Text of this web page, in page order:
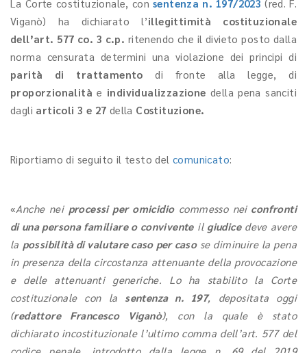
La Corte costituzionale, con sentenza n. 197/2023 (red. F.
Viganò) ha dichiarato
l’illegittimità costituzionale
dell’art. 577 co. 3 c.p. ritenendo che il divieto posto dalla
norma censurata determini una violazione dei principi di
parità di trattamento di fronte alla legge, di
proporzionalità e individualizzazione della pena sanciti
dagli articoli 3 e 27 della Costituzione.
Riportiamo di seguito il testo del comunicato:
«Anche nei processi per omicidiocommesso neiconfronti
di una persona familiare o conviventeil giudicedeve avere
la possibilità di valutare caso per casose diminuire la pena
in presenza della circostanza attenuante della provocazione
e delle attenuanti generiche. Lo ha stabilito la Corte
costituzionale con la sentenza n. 197, depositata oggi
(redattore Francesco Viganò), con la quale è stato
dichiarato incostituzionale l’ultimo comma dell’art. 577 del